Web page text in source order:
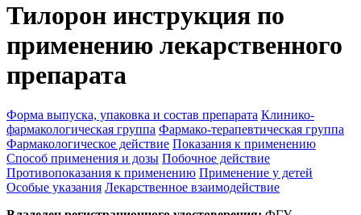
Тилорон инструкция по
применению лекарственного
препарата
Форма выпуска, упаковка и состав препарата Клинико-
фармакологическая группа Фармако-терапевтическая группа
Фармакологическое действие Показания к применению
Способ применения и дозы Побочное действие
Противопоказания к применению Применение у детей
Особые указания Лекарственное взаимодействие